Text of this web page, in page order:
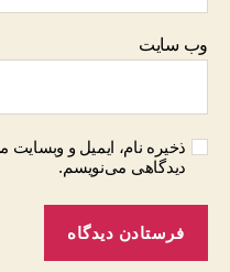
وب‌ سایت
ذخیره نام، ایمیل و وبسایت
دیدگاهی می‌نویسم.